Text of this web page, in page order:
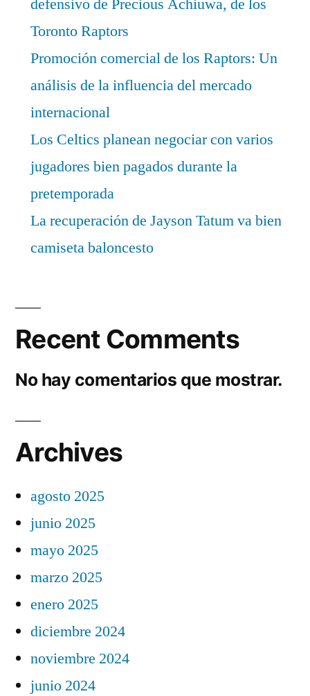
defensivo de Precious Achiuwa, de los
Toronto Raptors
Promoción comercial de los Raptors: Un
análisis de la influencia del mercado
internacional
Los Celtics planean negociar con varios
jugadores bien pagados durante la
pretemporada
La recuperación de Jayson Tatum va bien
camiseta baloncesto
Recent Comments
No hay comentarios que mostrar.
Archives
agosto 2025
junio 2025
mayo 2025
marzo 2025
enero 2025
diciembre 2024
noviembre 2024
junio 2024